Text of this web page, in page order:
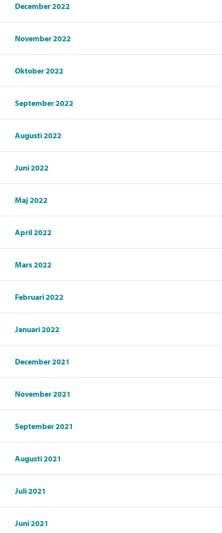
December 2022
November 2022
Oktober 2022
September 2022
Augusti 2022
Juni 2022
Maj 2022
April 2022
Mars 2022
Februari 2022
Januari 2022
December 2021
November 2021
September 2021
Augusti 2021
Juli 2021
Juni 2021